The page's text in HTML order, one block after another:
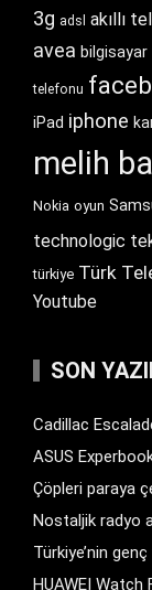
3g adsl akıllı
avea bilgisayar
telefonu
iPad iphone
melih
Nokia oyun
technologic
türkiye Türk
Youtube
SON
Cadillac
ASUS
Çöpleri paraya
Nostaljik radyo
Türkiye’nin
HUAWEI Watch